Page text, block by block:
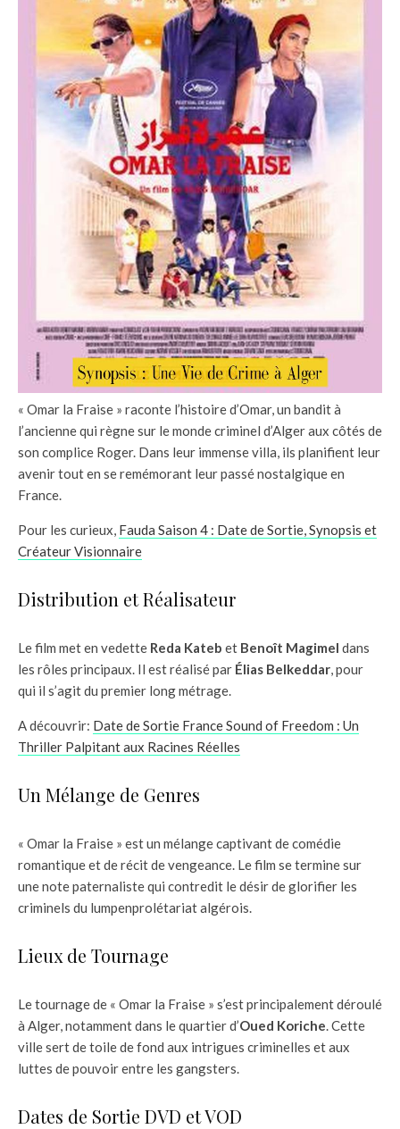
« Omar la Fraise » raconte l’histoire d’Omar, un bandit à
l’ancienne qui règne sur le monde criminel d’Alger aux côtés de
son complice Roger. Dans leur immense villa, ils planifient leur
avenir tout en se remémorant leur passé nostalgique en
France.
Pour les curieux, Fauda Saison 4 : Date de Sortie, Synopsis et
Créateur Visionnaire
Distribution et Réalisateur
Le film met en vedette Reda Kateb et Benoît Magimel dans
les rôles principaux. Il est réalisé par Élias Belkeddar, pour
qui il s’agit du premier long métrage.
A découvrir: Date de Sortie France Sound of Freedom : Un
Thriller Palpitant aux Racines Réelles
Un Mélange de Genres
« Omar la Fraise » est un mélange captivant de comédie
romantique et de récit de vengeance. Le film se termine sur
une note paternaliste qui contredit le désir de glorifier les
criminels du lumpenprolétariat algérois.
Lieux de Tournage
Le tournage de « Omar la Fraise » s’est principalement déroulé
à Alger, notamment dans le quartier d’Oued Koriche. Cette
ville sert de toile de fond aux intrigues criminelles et aux
luttes de pouvoir entre les gangsters.
Dates de Sortie DVD et VOD